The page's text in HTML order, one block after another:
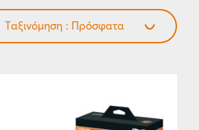
Ταξινόμηση Πρόσφατα